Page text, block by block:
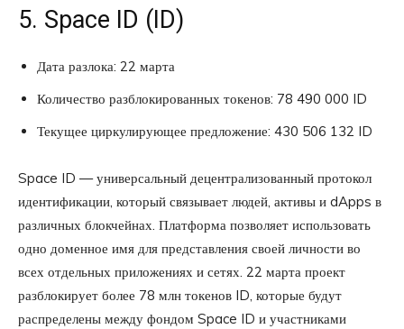
5. Space ID (ID)
Дата разлока: 22 марта
Количество разблокированных токенов: 78 490 000 ID
Текущее циркулирующее предложение: 430 506 132 ID
Space ID — универсальный децентрализованный протокол
идентификации, который связывает людей, активы и dApps в
различных блокчейнах. Платформа позволяет использовать
одно доменное имя для представления своей личности во
всех отдельных приложениях и сетях. 22 марта проект
разблокирует более 78 млн токенов ID, которые будут
распределены между фондом Space ID и участниками